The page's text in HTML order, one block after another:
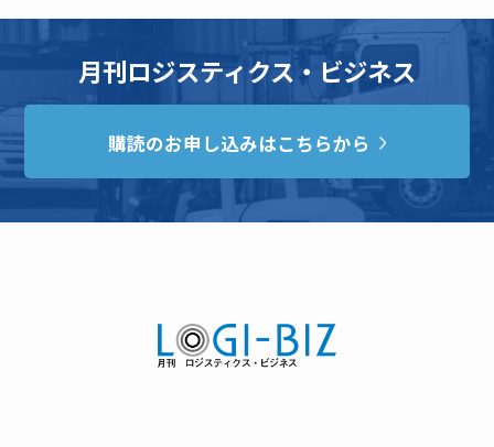
月刊ロジスティクス・ビジネス
購読のお申し込みはこちらから